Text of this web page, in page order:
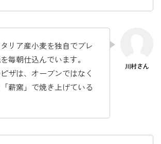
リア産小麦を独自でブレ
毎朝仕込んでいます。
ザは、オーブンではなく
薪窯」で焼き上げている